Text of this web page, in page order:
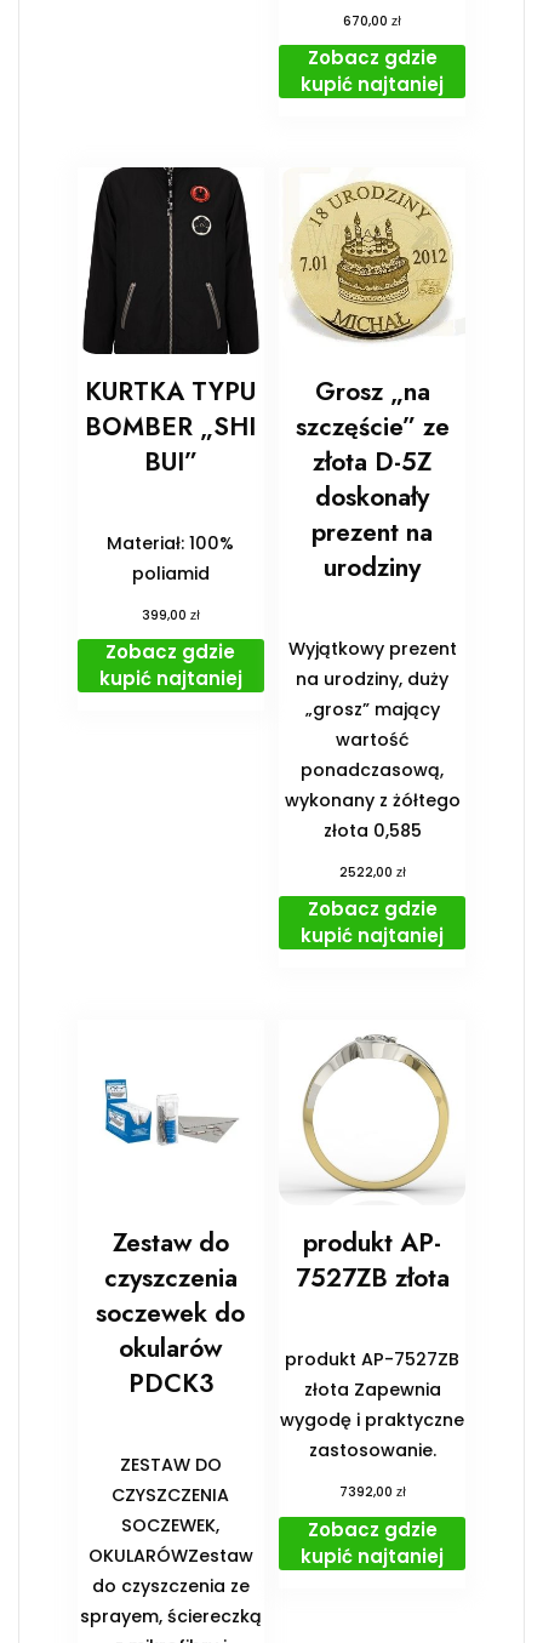
670,00zł
Zobacz gdzie
kupić najtaniej
KURTKA TYPU
BOMBER „SHI
BUI”
Materiał: 100%
poliamid
399,00 zł
Zobacz gdzie
kupić najtaniej
Grosz „na
szczęście” ze
złota D-5Z
doskonały
prezent na
urodziny
Wyjątkowy prezent
na urodziny, duży
„grosz” mający
wartość
ponadczasową,
wykonany z żółtego
złota 0,585
2522,00 zł
Zobacz gdzie
kupić najtaniej
Zestaw do
czyszczenia
soczewek do
okularów
PDCK3
ZESTAW DO
CZYSZCZENIA
SOCZEWEK,
OKULARÓWZestaw
do czyszczenia ze
sprayem, ściereczką
produkt AP-
7527ZB złota
produkt AP-7527ZB
złota Zapewnia
wygodę i praktyczne
zastosowanie.
7392,00 zł
Zobacz gdzie
kupić najtaniej